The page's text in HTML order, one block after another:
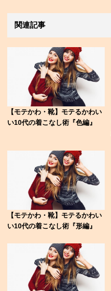
関連記事
【モテかわ・靴】モテるかわい
い10代の着こなし術『色編』
【モテかわ・靴】モテるかわい
い10代の着こなし術『形編』